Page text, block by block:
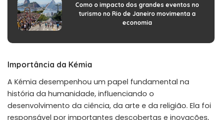
Como o impacto dos grandes eventos no
turismo no Rio de Janeiro movimenta a
economia
Importância da Kémia
A Kémia desempenhou um papel fundamental na
história da humanidade, influenciando o
desenvolvimento da ciência, da arte e da religião. Ela foi
responsável por importantes descobertas e inovações,